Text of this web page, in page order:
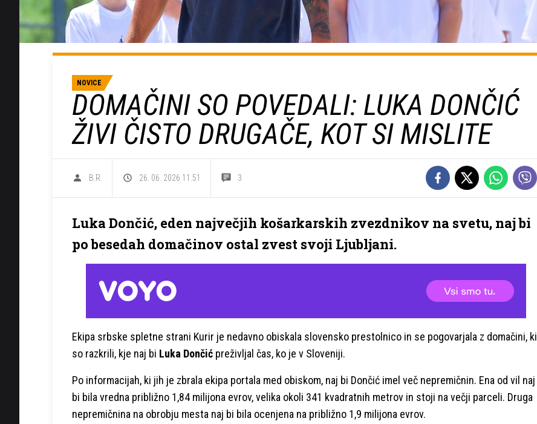
NOVICE
DOMAČINI SO POVEDALI: LUKA DONČIĆ
ŽIVI ČISTO DRUGAČE, KOT SI MISLITE
B.R. 26. 06. 2026 11.51 3
Luka Dončić, eden največjih košarkarskih zvezdnikov na svetu, naj bi
po besedah domačinov ostal zvest svoji Ljubljani.
Ekipa srbske spletne strani Kurir je nedavno obiskala slovensko prestolnico in se pogovarjala z domačini, ki
so razkrili, kje naj bi Luka Dončić preživljal čas, ko je v Sloveniji.
Po informacijah, ki jih je zbrala ekipa portala med obiskom, naj bi Dončić imel več nepremičnin. Ena od vil naj
bi bila vredna približno 1,84 milijona evrov, velika okoli 341 kvadratnih metrov in stoji na večji parceli. Druga
nepremičnina na obrobju mesta naj bi bila ocenjena na približno 1,9 milijona evrov.